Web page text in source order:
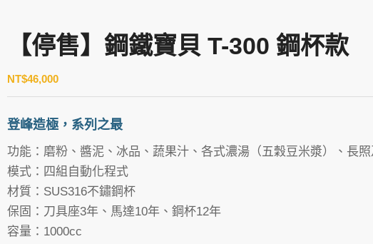
【停售】鋼鐵寶貝 T-300 鋼杯款
NT$46,000
登峰造極，系列之最
功能：磨粉、醬泥、冰品、蔬果汁、各式濃湯（五穀豆米漿）、長
模式： 四組自動化程式
材質： SUS316不鏽鋼杯
保固： 刀具座3年、馬達10年、鋼杯12年
容量： 1000cc